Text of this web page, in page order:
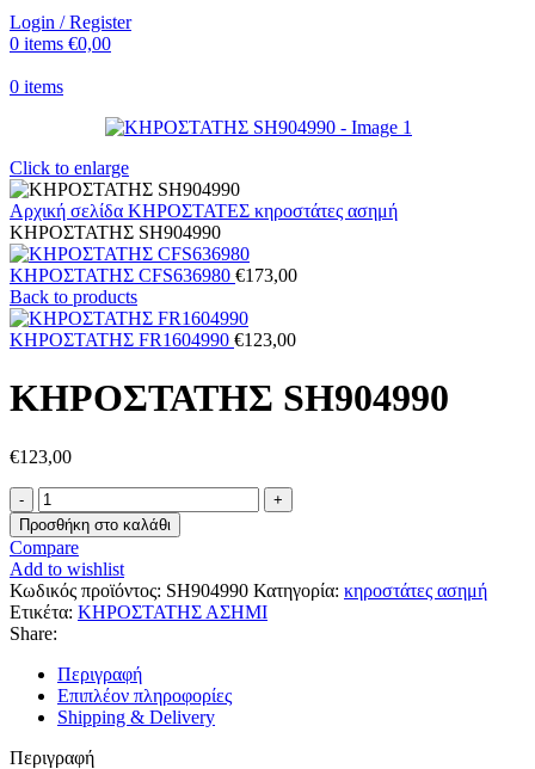
Login / Register
0 items €0,00
0 items
Click to enlarge
Αρχική σελίδα ΚΗΡΟΣΤΑΤΕΣ κηροστάτες ασημή
ΚHΡΟΣΤΑΤΗΣ SH904990
ΚΗΡΟΣΤΑΤΗΣ CFS636980 €173,00
Back to products
ΚΗΡΟΣΤΑΤΗΣ FR1604990 €123,00
ΚHΡΟΣΤΑΤΗΣ SH904990
€123,00
ΚHΡΟΣΤΑΤΗΣ
SH904990
ποσότητα
Προσθήκη στο καλάθι
Compare
Add to wishlist
Κωδικός προϊόντος: SH904990 Κατηγορία: κηροστάτες ασημή
Ετικέτα: ΚΗΡΟΣΤΑΤΗΣ ΑΣΗΜΙ
Share:
Περιγραφή
Επιπλέον πληροφορίες
Shipping & Delivery
Περιγραφή